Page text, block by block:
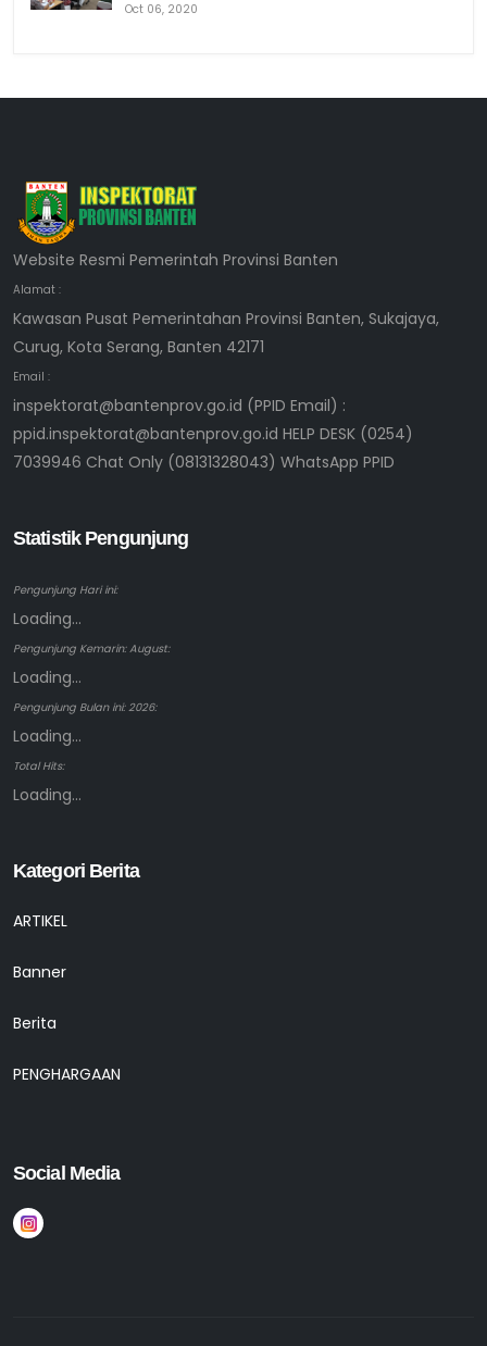
Oct 06, 2020
Website Resmi Pemerintah Provinsi Banten
Alamat :
Kawasan Pusat Pemerintahan Provinsi Banten, Sukajaya,
Curug, Kota Serang, Banten 42171
Email :
inspektorat@bantenprov.go.id (PPID Email) :
ppid.inspektorat@bantenprov.go.id HELP DESK (0254)
7039946 Chat Only (08131328043) WhatsApp PPID
Statistik Pengunjung
Pengunjung Hari ini:
Loading...
Pengunjung Kemarin: August:
Loading...
Pengunjung Bulan ini: 2026:
Loading...
Total Hits:
Loading...
Kategori Berita
ARTIKEL
Banner
Berita
PENGHARGAAN
Social Media